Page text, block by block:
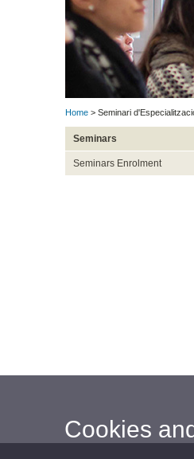
Home > Seminari
Seminars
Seminars Enrolment
Cookies